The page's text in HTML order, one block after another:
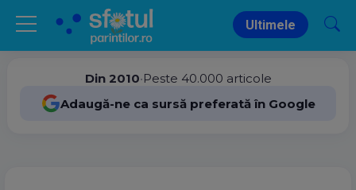
Ultimele
Din 2010•Peste 40.000 articole
Adaugă-ne ca sursă preferată în Google